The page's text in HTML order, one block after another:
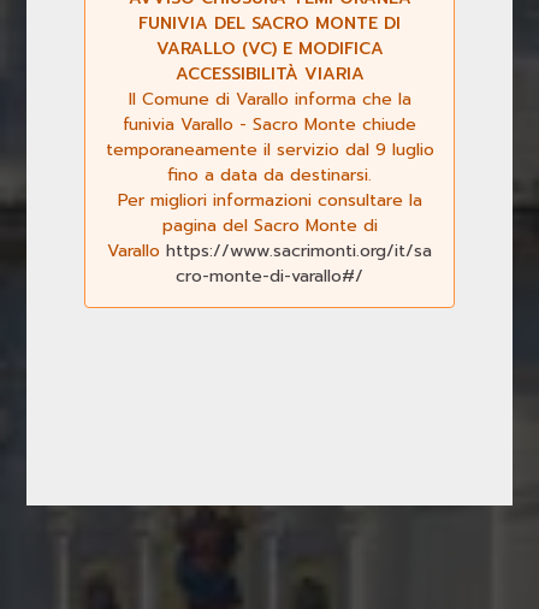
FUNIVIA DEL SACRO MONTE DI
VARALLO (VC) E MODIFICA
ACCESSIBILITÀ VIARIA
Il Comune di Varallo informa che la
funivia Varallo - Sacro Monte chiude
temporaneamente il servizio dal 9 luglio
fino a data da destinarsi.
Per migliori informazioni consultare la
pagina del Sacro Monte di
Varallo https://www.sacrimonti.org/it/sa
cro-monte-di-varallo#/